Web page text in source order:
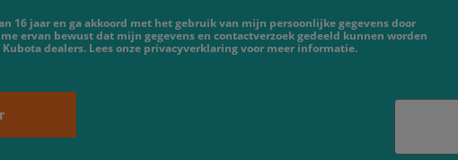
16 jaar en ga akkoord met het gebruik van mijn persoonlijke gegevens door
ervan bewust dat mijn gegevens en contactverzoek gedeeld kunnen worden
dealers. Lees onze privacyverklaring voor meer informatie.